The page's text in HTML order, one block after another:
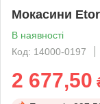
Мокасини Etor
В наявності
Код: 14000-0197
2 677,50